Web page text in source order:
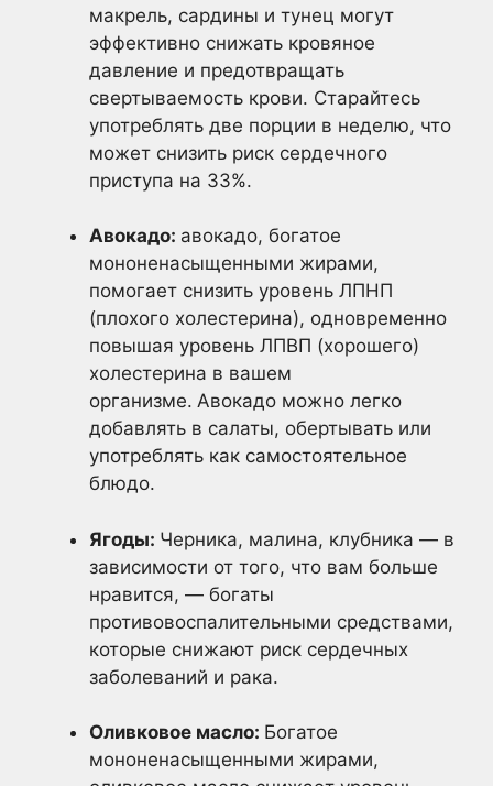
макрель, сардины и тунец могут
эффективно снижать кровяное
давление и предотвращать
свертываемость крови. Старайтесь
употреблять две порции в неделю, что
может снизить риск сердечного
приступа на 33%.
Авокадо: авокадо, богатое
мононенасыщенными жирами,
помогает снизить уровень ЛПНП
(плохого холестерина), одновременно
повышая уровень ЛПВП (хорошего)
холестерина в вашем
организме. Авокадо можно легко
добавлять в салаты, обертывать или
употреблять как самостоятельное
блюдо.
Ягоды: Черника, малина, клубника — в
зависимости от того, что вам больше
нравится, — богаты
противовоспалительными средствами,
которые снижают риск сердечных
заболеваний и рака.
Оливковое масло: Богатое
мононенасыщенными жирами,